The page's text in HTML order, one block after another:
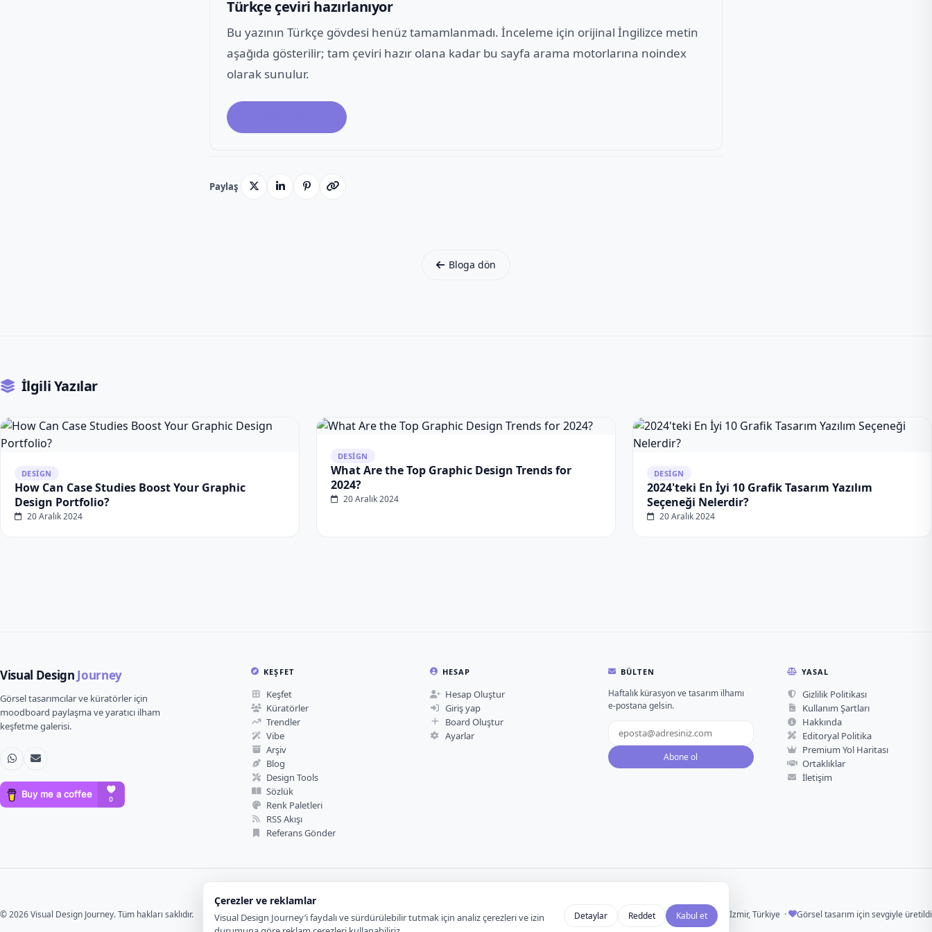
Çerezler ve reklamlar
Visual Design Journey’i faydalı ve sürdürülebilir tutmak için analiz çerezleri ve izin
Detaylar Reddet Kabul et
Türkçe çeviri hazırlanıyor
Bu yazının Türkçe gövdesi henüz tamamlanmadı. İnceleme için orijinal İngilizce metin
aşağıda gösterilir; tam çeviri hazır olana kadar bu sayfa arama motorlarına noindex
olarak sunulur.
Paylaş
Bloga dön
İlgili Yazılar
DESIGN
How Can Case Studies Boost Your Graphic
Design Portfolio?
20 Aralık 2024
DESIGN
What Are the Top Graphic Design Trends for
2024?
20 Aralık 2024
DESIGN
2024'teki En İyi 10 Grafik Tasarım Yazılım
Seçeneği Nelerdir?
20 Aralık 2024
Visual Design Journey
Görsel tasarımcılar ve küratörler için
moodboard paylaşma ve yaratıcı ilham
keşfetme galerisi.
KEŞFET
Keşfet
Küratörler
Trendler
Vibe
Arşiv
Blog
Design Tools
Sözlük
Renk Paletleri
RSS Akışı
Referans Gönder
HESAP
Hesap Oluştur
Giriş yap
Board Oluştur
Ayarlar
BÜLTEN
Haftalık kürasyon ve tasarım ilhamı
e-postana gelsin.
Abone ol
YASAL
Gizlilik Politikası
Kullanım Şartları
Hakkında
Editoryal Politika
Premium Yol Haritası
Ortaklıklar
İletişim
© 2026 Visual Design Journey. Tüm hakları saklıdır. İzmir, Türkiye · Görsel tasarım için sevgiyle üretildi